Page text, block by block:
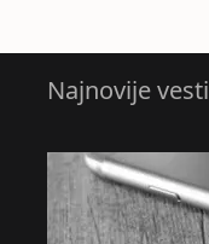
Najnovije vesti